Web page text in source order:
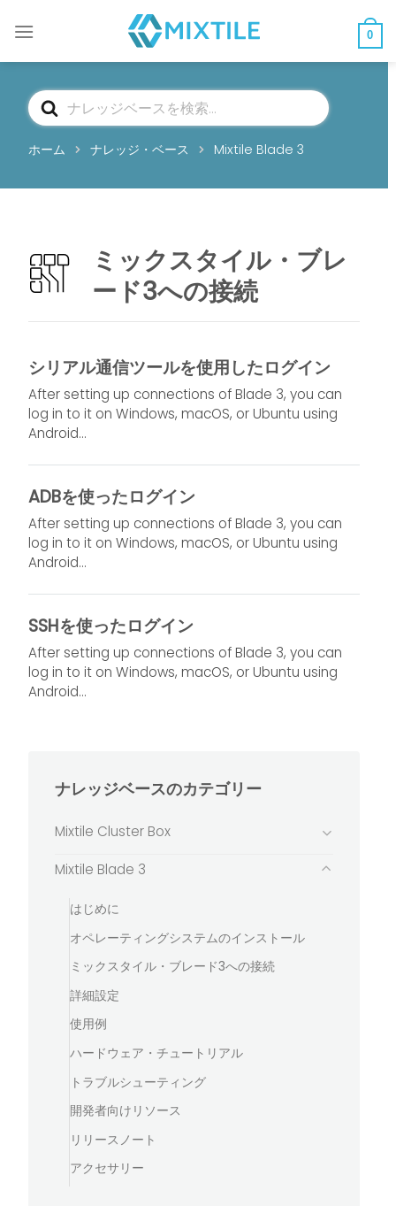
ッ
0
検
索
ホーム
ナレッジ・ベース Mixtile Blade 3
ミックスタイル・ブレ
ード3への接続
シリアル通信ツールを使用したログイン
After setting up connections of Blade 3, you can
log in to it on Windows, macOS, or Ubuntu using
Android...
ADBを使ったログイン
After setting up connections of Blade 3, you can
log in to it on Windows, macOS, or Ubuntu using
Android...
SSHを使ったログイン
After setting up connections of Blade 3, you can
log in to it on Windows, macOS, or Ubuntu using
Android...
ナレッジベースのカテゴリー
Mixtile Cluster Box
Mixtile Blade 3
はじめに
オペレーティングシステムのインストール
ミックスタイル・ブレード3への接続
詳細設定
使用例
ハードウェア・チュートリアル
トラブルシューティング
開発者向けリソース
リリースノート
アクセサリー